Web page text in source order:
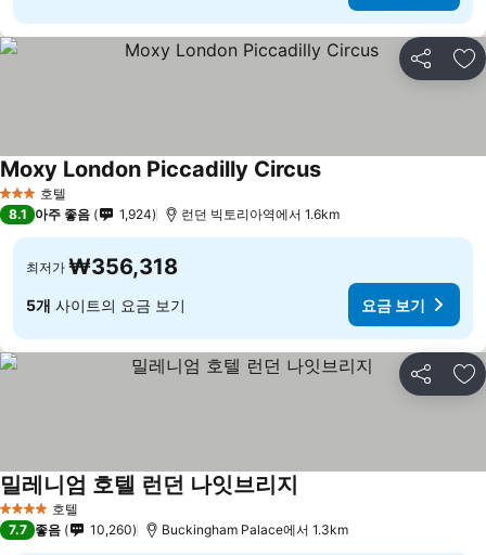
공유 즐
3 성급 호텔
Moxy London Piccadilly Circus요금 보기
8.1 아주 좋음 1,924 런던 빅토리아역에서 1.6km
최저가 ₩356,318
5개 사이트의 요금 보기 요금 보기
공유 즐
4 성급 호텔
밀레니엄 호텔 런던 나잇브리지
7.7 좋음 10,260 Buckingham Palace에서 1.3km